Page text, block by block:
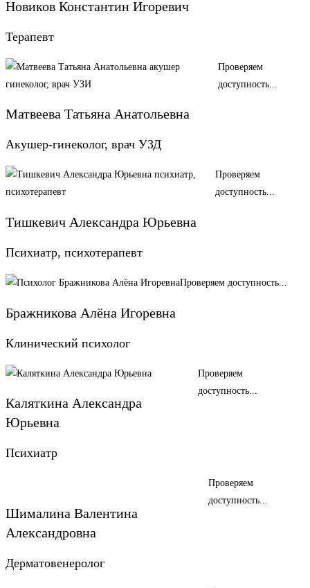
Новиков Константин Игоревич
Терапевт
Матвеева Татьяна Анатольевна
Акушер-гинеколог, врач УЗД
Проверяем
доступность...
Тишкевич Александра Юрьевна
Психиатр, психотерапевт
Проверяем
доступность...
Бражникова Алёна Игоревна
Клинический психолог
Проверяем доступность...
Каляткина Александра
Юрьевна
Психиатр
Проверяем
доступность...
Шималина Валентина
Александровна
Дерматовенеролог
Проверяем
доступность...